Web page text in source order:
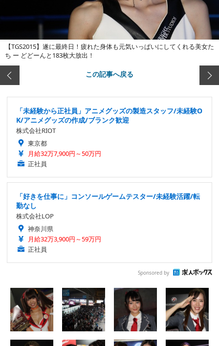
【TGS2015】遂に最終日！疲れた身体も元気いっぱいにしてくれる美女た
ち ー どどーんと183枚大放出！
この記事へ戻る
「未経験から正社員」アニメグッズの製造スタッフ/未経験O
K/アニメグッズの作成/ブランク歓迎
株式会社RIOT
東京都
月給32万7,900円～50万円
正社員
「好きを仕事に」コンソールゲームテスター/未経験活躍/転
勤なし
株式会社LOP
神奈川県
月給32万3,900円～59万円
正社員
Sponsored by